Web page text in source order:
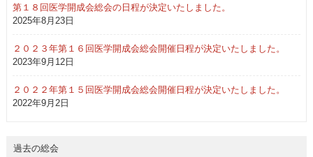
第１８回医学開成会総会の日程が決定いたしました。
2025年8月23日
２０２３年第１６回医学開成会総会開催日程が決定いたしました。
2023年9月12日
２０２２年第１５回医学開成会総会開催日程が決定いたしました。
2022年9月2日
過去の総会